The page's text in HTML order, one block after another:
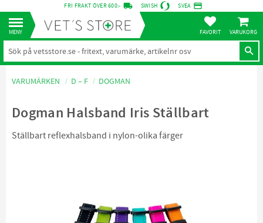
Meny
FRI FRAKT ÖVER 600:- local_shipping SWISH SVEA credit_card
FAVORITER
VARUMÄRKEN D – F DOGMAN
Dogman Halsband Iris Ställbart
Ställbart reflexhalsband i nylon-olika färger